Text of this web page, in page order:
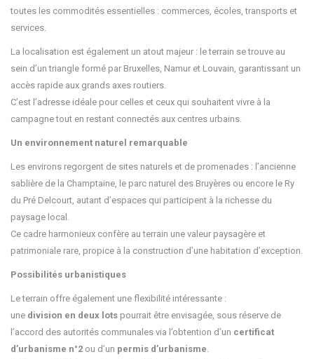
toutes les commodités essentielles : commerces, écoles, transports et
services.
La localisation est également un atout majeur : le terrain se trouve au
sein d’un triangle formé par Bruxelles, Namur et Louvain, garantissant un
accès rapide aux grands axes routiers.
C’est l’adresse idéale pour celles et ceux qui souhaitent vivre à la
campagne tout en restant connectés aux centres urbains.
Un environnement naturel remarquable
Les environs regorgent de sites naturels et de promenades : l’ancienne
sablière de la Champtaine, le parc naturel des Bruyères ou encore le Ry
du Pré Delcourt, autant d’espaces qui participent à la richesse du
paysage local.
Ce cadre harmonieux confère au terrain une valeur paysagère et
patrimoniale rare, propice à la construction d’une habitation d’exception.
Possibilités urbanistiques
Le terrain offre également une flexibilité intéressante :
une division en deux lots pourrait être envisagée, sous réserve de
l’accord des autorités communales via l’obtention d’un certificat
d’urbanisme n°2 ou d’un permis d’urbanisme